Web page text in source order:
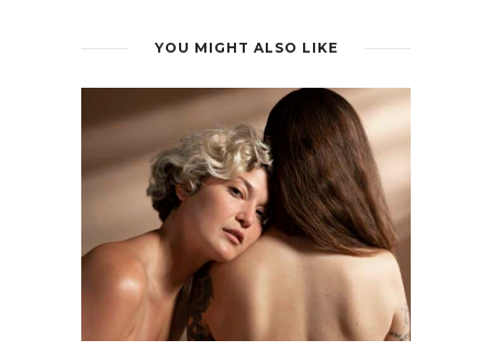
YOU MIGHT ALSO LIKE